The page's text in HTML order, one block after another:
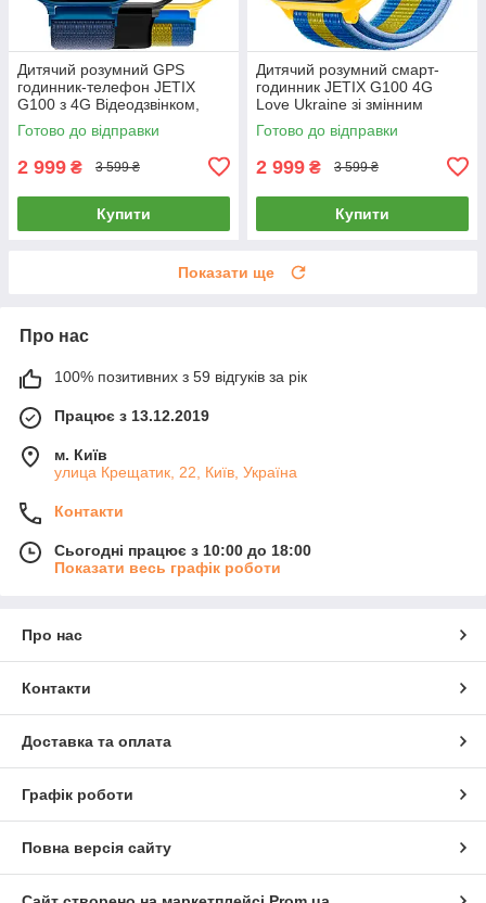
Дитячий розумний GPS
годинник-телефон JETIX
G100 з 4G Відеодзвінком,
Змінними корпусами та
Вологозахистом — Blue
Готово до відправки
2 999 ₴ 3 599 ₴
Купити
Дитячий розумний смарт-
годинник JETIX G100 4G
Love Ukraine зі змінним
корпусом і ремінцем у
комплекті
Готово до відправки
2 999 ₴ 3 599 ₴
Купити
Показати ще
Про нас
100% позитивних з 59 відгуків за рік
Працює з 13.12.2019
м. Київ
улица Крещатик, 22, Київ, Україна
Контакти
Сьогодні працює з 10:00 до 18:00
Показати весь графік роботи
Про нас
Контакти
Доставка та оплата
Графік роботи
Повна версія сайту